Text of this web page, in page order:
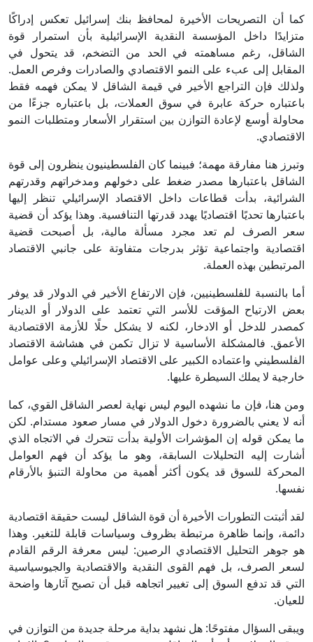
كما أن التصريحات الأخيرة لمحافظ بنك إسرائيل تعكس إدراكًا
متزايدًا داخل المؤسسة النقدية الإسرائيلية بأن استمرار قوة
الشاقل، رغم مساهمته في الحد من التضخم، قد يتحول في
المقابل إلى عبء على النمو الاقتصادي والصادرات وفرص العمل.
ولذلك فإن التراجع الأخير في قيمة الشاقل لا يمكن فهمه فقط
باعتباره حركة عابرة في سوق العملات، بل باعتباره جزءًا من
محاولة أوسع لإعادة التوازن بين استقرار الأسعار ومتطلبات النمو
الاقتصادي.
وتبرز هنا مفارقة مهمة؛ فبينما كان الفلسطينيون ينظرون إلى قوة
الشاقل باعتبارها مصدر ضغط على دخولهم ومدخراتهم وقدرتهم
الشرائية، بدأت قطاعات داخل الاقتصاد الإسرائيلي تنظر إليها
باعتبارها تحديًا اقتصاديًا يهدد قدرتها التنافسية. وهذا يؤكد أن قضية
سعر الصرف لم تعد مجرد مسألة مالية، بل أصبحت قضية
اقتصادية واجتماعية تؤثر بدرجات متفاوتة على جانبي الاقتصاد
المرتبطين بهذه العملة.
أما بالنسبة للفلسطينيين، فإن الارتفاع الأخير في الدولار قد يوفر
بعض الارتياح المؤقت للأسر التي تعتمد على الدولار أو الدينار
كمصدر للدخل أو الادخار، لكنه لا يشكل حلًا للأزمة الاقتصادية
الأعمق. فالمشكلة الأساسية لا تزال تكمن في هشاشة الاقتصاد
الفلسطيني واعتماده الكبير على الاقتصاد الإسرائيلي وعلى عوامل
خارجية لا يملك السيطرة عليها.
ومن هنا، فإن ما نشهده اليوم ليس نهاية لعصر الشاقل القوي، كما
أنه لا يعني بالضرورة دخول الدولار في مسار صعود مستدام. لكن
ما يمكن قوله إن المؤشرات الأولية بدأت تتحرك في الاتجاه الذي
أشارت إليه التحليلات السابقة، وهو ما يؤكد أن فهم العوامل
المحركة للسوق قد يكون أكثر أهمية من محاولة التنبؤ بالأرقام
نفسها.
لقد أثبتت التطورات الأخيرة أن قوة الشاقل ليست حقيقة اقتصادية
دائمة، وإنما ظاهرة مرتبطة بظروف وسياسات قابلة للتغير. وهذا
هو جوهر التحليل الاقتصادي الرصين: ليس معرفة الرقم القادم
لسعر الصرف، بل فهم القوى النقدية والاقتصادية والجيوسياسية
التي قد تدفع السوق إلى تغيير اتجاهه قبل أن تصبح آثارها واضحة
للعيان.
ويبقى السؤال مفتوحًا: هل نشهد بداية مرحلة جديدة من التوازن في